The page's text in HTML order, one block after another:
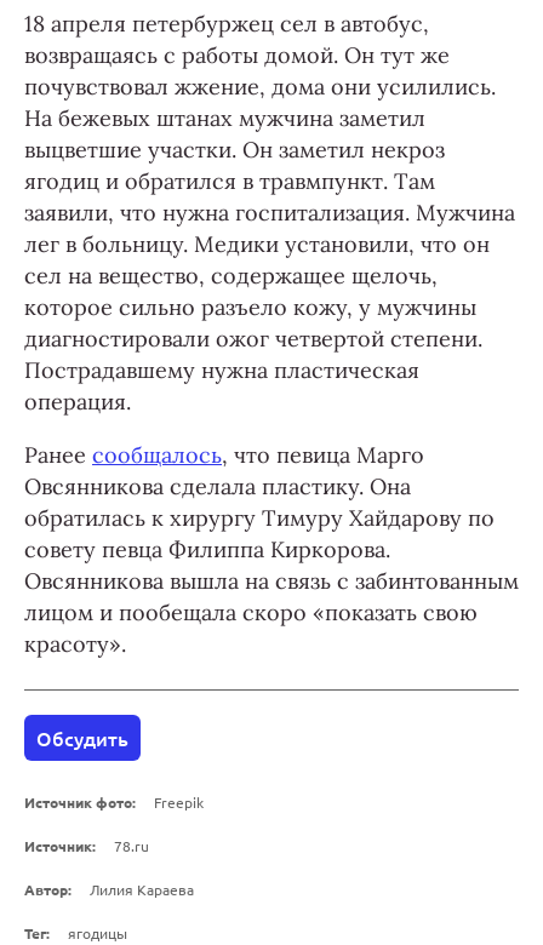
18 апреля петербуржец сел в автобус,
возвращаясь с работы домой. Он тут же
почувствовал жжение, дома они усилились.
На бежевых штанах мужчина заметил
выцветшие участки. Он заметил некроз
ягодиц и обратился в травмпункт. Там
заявили, что нужна госпитализация. Мужчина
лег в больницу. Медики установили, что он
сел на вещество, содержащее щелочь,
которое сильно разъело кожу, у мужчины
диагностировали ожог четвертой степени.
Пострадавшему нужна пластическая
операция.
Ранее сообщалось, что певица Марго
Овсянникова сделала пластику. Она
обратилась к хирургу Тимуру Хайдарову по
совету певца Филиппа Киркорова.
Овсянникова вышла на связь с забинтованным
лицом и пообещала скоро «показать свою
красоту».
Обсудить
Источник фото: Freepik
Источник: 78.ru
Автор: Лилия Караева
Тег: ягодицы